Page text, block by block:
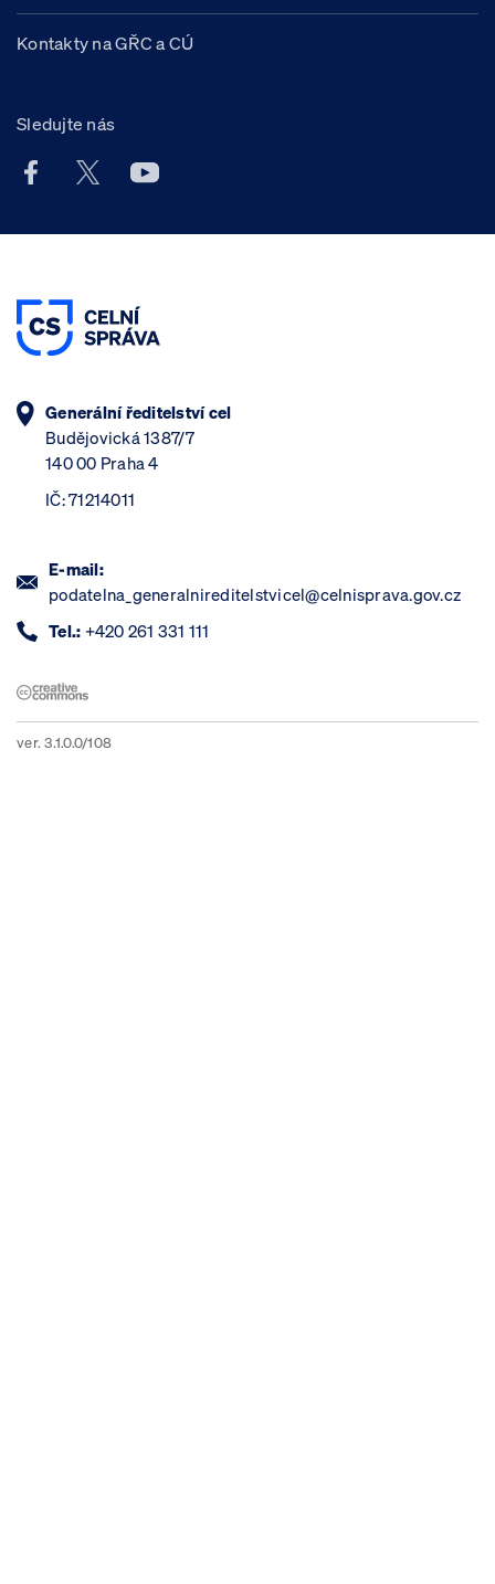
Kontakty na GŘC a CÚ
Sledujte nás
Facebook účet Celní správy ČR
X účet Celní správy ČR
Youtube účet Celní správy ČR
Generální ředitelství cel
Budějovická 1387/7
140 00 Praha 4
IČ: 71214011
E-mail:
podatelna_generalnireditelstvicel@celnisprava.gov.cz
Tel.: +420 261 331 111
ver. 3.1.0.0/108